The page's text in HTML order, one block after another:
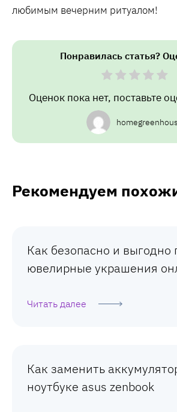
любимым вечерним ритуалом!
Понравилась статья?
Оценок пока нет, поставьте
Рекомендуем
Как безопасно и выгодно
ювелирные украшения
Читать далее
Как заменить
ноутбуке asus zenbook